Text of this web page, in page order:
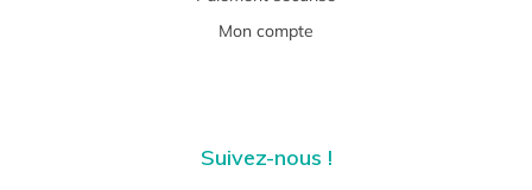
Mon compte
Suivez-nous !